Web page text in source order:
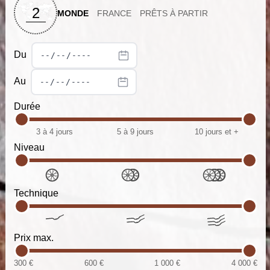
2 MONDE FRANCE PRÊTS À PARTIR
Du
Au
Durée
3 à 4 jours 5 à 9 jours 10 jours et +
Niveau
Technique
Prix max.
300 € 600 € 1 000 € 4 000 €